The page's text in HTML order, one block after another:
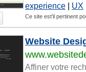
experience | UX
Ce site est'il pertinent
Website
Affiner votre